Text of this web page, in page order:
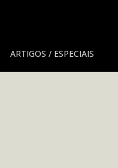
ARTIGOS / ESPECIAIS